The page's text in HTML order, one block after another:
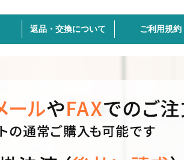
返品・交換について ご利用規約